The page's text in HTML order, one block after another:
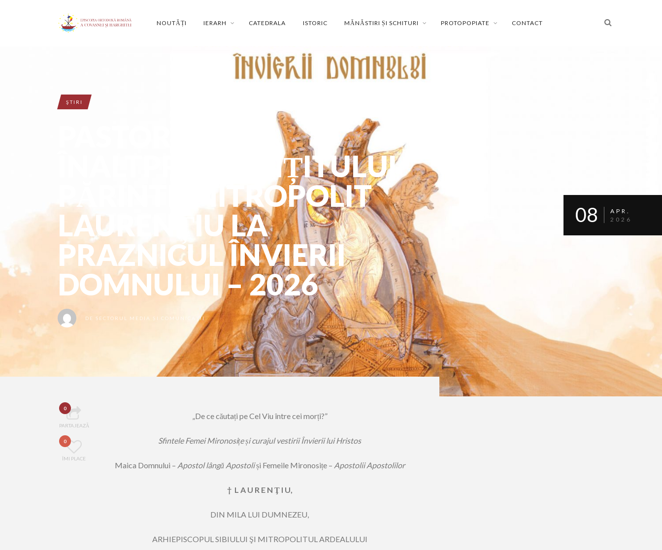
NOUTĂȚI IERARH CATEDRALA ISTORIC MĂNĂSTIRI ȘI SCHITURI PROTOPOPIATE CONTACT
ŞTIRI
ÎNALTPREASFINȚITULUI
PĂRINTE MITROPOLIT
LAURENȚIU LA
PRAZNICUL ÎNVIERII
DOMNULUI – 2026
DE SECTORUL MEDIA ȘI COMUNICAȚII
08
APR.
2026
0
PARTAJEAZĂ
0
ÎMI PLACE
„De ce căutați pe Cel Viu între cei morți?”
Sfintele Femei Mironosițe și curajul vestirii Învierii lui Hristos
Maica Domnului – Apostol lângă Apostoliși Femeile Mironosițe – Apostolii Apostolilor
† L A U R E N Ţ I U,
DIN MILA LUI DUMNEZEU,
ARHIEPISCOPUL SIBIULUI ŞI MITROPOLITUL ARDEALULUI